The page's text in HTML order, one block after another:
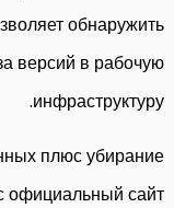
обнаружить
версий в рабочую
инфраструктуру.
плюс убирание
официальный сайт